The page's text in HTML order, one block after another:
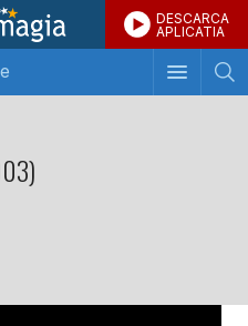
DESCARCA
APLICATIA